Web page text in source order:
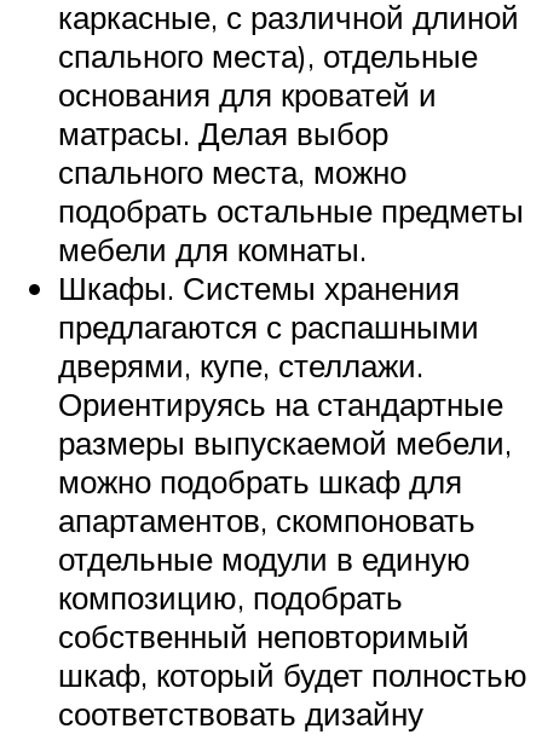
каркасные, с различной длиной
спального места), отдельные
основания для кроватей и
матрасы. Делая выбор
спального места, можно
подобрать остальные предметы
мебели для комнаты.
Шкафы. Системы хранения
предлагаются с распашными
дверями, купе, стеллажи.
Ориентируясь на стандартные
размеры выпускаемой мебели,
можно подобрать шкаф для
апартаментов, скомпоновать
отдельные модули в единую
композицию, подобрать
собственный неповторимый
шкаф, который будет полностью
соответствовать дизайну